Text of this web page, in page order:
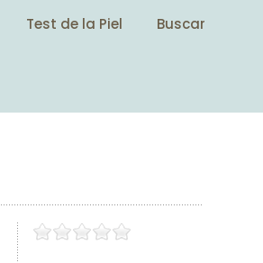
Test de la Piel
Buscar